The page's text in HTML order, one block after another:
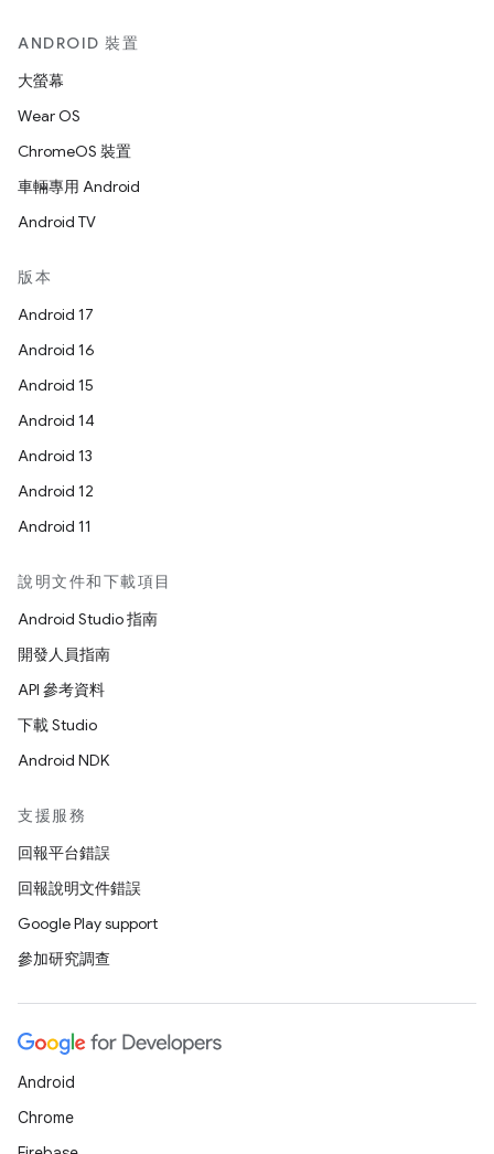
ANDROID 裝置
大螢幕
Wear OS
ChromeOS 裝置
車輛專用 Android
Android TV
版本
Android 17
Android 16
Android 15
Android 14
Android 13
Android 12
Android 11
說明文件和下載項目
Android Studio 指南
開發人員指南
API 參考資料
下載 Studio
Android NDK
支援服務
回報平台錯誤
回報說明文件錯誤
Google Play support
參加研究調查
Android
Chrome